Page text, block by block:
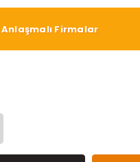
Anlaşmalı Firmalar